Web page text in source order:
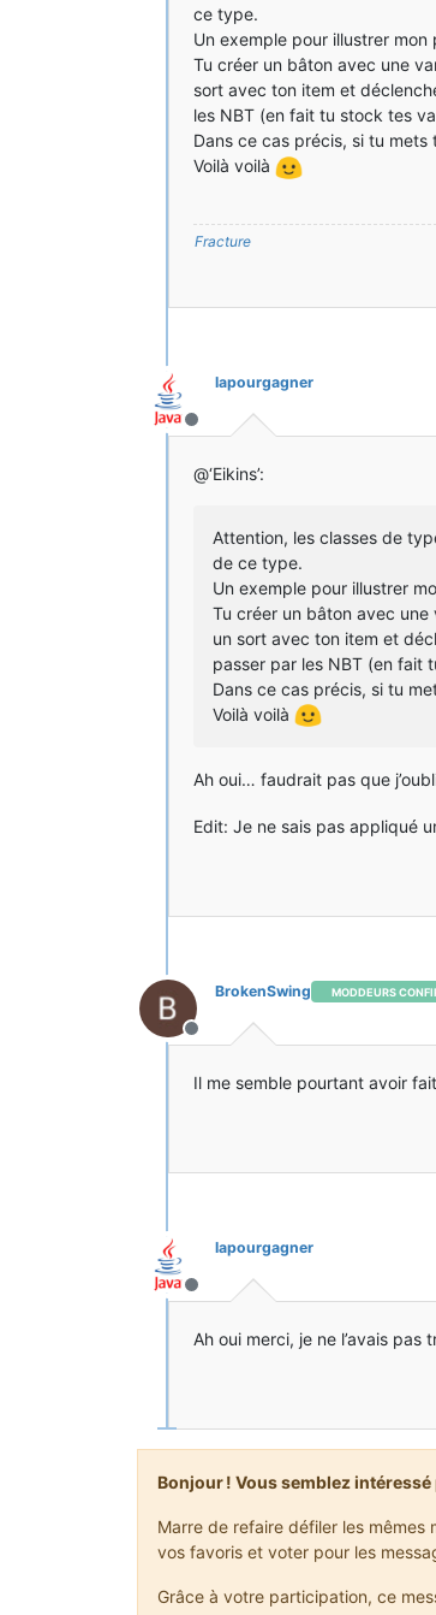
ce type.
Un exemple pour illustrer mon
Tu créer un bâton avec une
sort avec ton item et
les NBT (en fait tu stock tes
Dans ce cas précis, si tu mets
Voilà voilà
Fracture
Hors-ligne
lapourgagner
@‘Eikins’:
Attention, les classes de
de ce type.
Un exemple pour illustrer
Tu créer un bâton avec une
un sort avec ton item et
passer par les NBT (en fait
Dans ce cas précis, si tu
Voilà voilà
Ah oui… faudrait pas que
Edit: Je ne sais pas appliqué
Hors-ligne
BrokenSwing MODDEURS
Il me semble pourtant avoir
Hors-ligne
lapourgagner
Ah oui merci, je ne l’avais pas
Bonjour ! Vous semblez
Marre de refaire défiler les
vos favoris et voter pour les
Grâce à votre participation, ce